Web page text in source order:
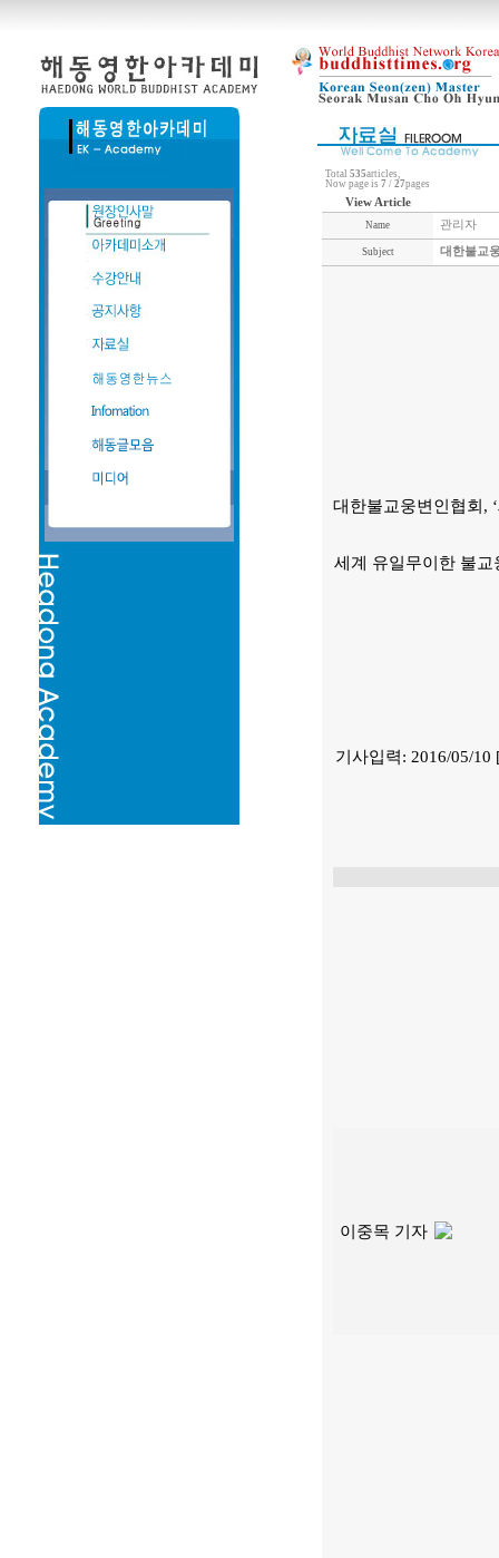
Total 535articles,
Now page is 7 / 27pages
View Article
Name 관리자
Subject 대한불교
대한불교웅변인협회,
세계 유일무이한 불교
기사입력: 2016/05/
이중목 기자